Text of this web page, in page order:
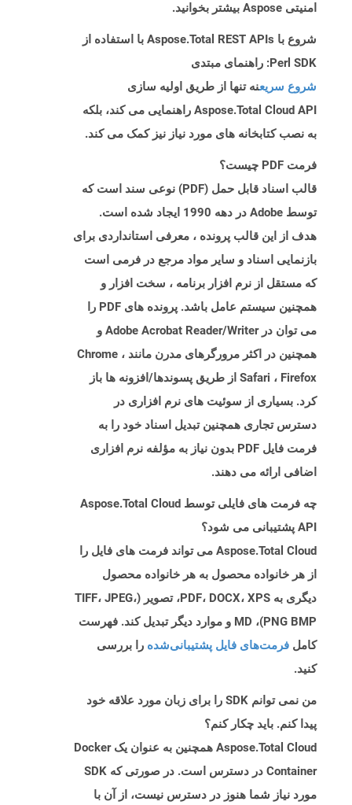
امنیتی Aspose بیشتر بخوانید.
شروع با Aspose.Total REST APIs با استفاده از
Perl SDK: راهنمای مبتدی
شروع سریعنه تنها از طریق اولیه سازی
Aspose.Total Cloud API راهنمایی می کند، بلکه
به نصب کتابخانه های مورد نیاز نیز کمک می کند.
فرمت PDF چیست؟
قالب اسناد قابل حمل (PDF) نوعی سند است که
توسط Adobe در دهه 1990 ایجاد شده است.
هدف از این قالب پرونده ، معرفی استانداردی برای
بازنمایی اسناد و سایر مواد مرجع در فرمی است
که مستقل از نرم افزار برنامه ، سخت افزار و
همچنین سیستم عامل باشد. پرونده های PDF را
می توان در Adobe Acrobat Reader/Writer و
همچنین در اکثر مرورگرهای مدرن مانند Chrome ،
Safari ، Firefox از طریق پسوندها/افزونه ها باز
کرد. بسیاری از سوئیت های نرم افزاری در
دسترس تجاری همچنین تبدیل اسناد خود را به
فرمت فایل PDF بدون نیاز به مؤلفه نرم افزاری
اضافی ارائه می دهند.
چه فرمت های فایلی توسط Aspose.Total Cloud
API پشتیبانی می شود؟
Aspose.Total Cloud می تواند فرمت های فایل را
از هر خانواده محصول به هر خانواده محصول
دیگری به PDF، DOCX، XPS، تصویر (TIFF، JPEG،
PNG BMP)، MD و موارد دیگر تبدیل کند. فهرست
کامل فرمت‌های فایل پشتیبانی‌شده را بررسی
کنید.
من نمی توانم SDK را برای زبان مورد علاقه خود
پیدا کنم. باید چکار کنم؟
Aspose.Total Cloud همچنین به عنوان یک Docker
Container در دسترس است. در صورتی که SDK
مورد نیاز شما هنوز در دسترس نیست، از آن با